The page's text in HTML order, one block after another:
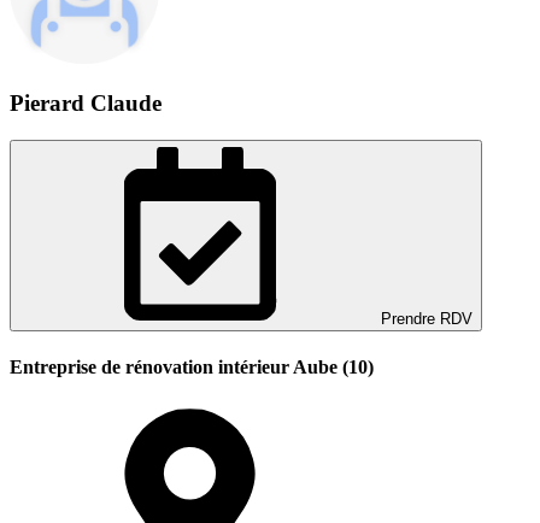
Pierard Claude
Prendre RDV
Entreprise de rénovation intérieur Aube (10)